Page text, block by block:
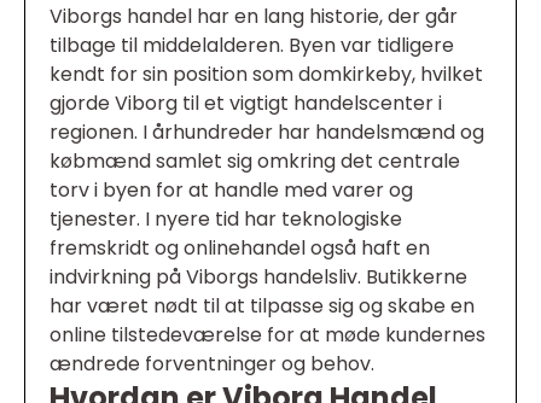
Viborgs handel har en lang historie, der går
tilbage til middelalderen. Byen var tidligere
kendt for sin position som domkirkeby, hvilket
gjorde Viborg til et vigtigt handelscenter i
regionen. I århundreder har handelsmænd og
købmænd samlet sig omkring det centrale
torv i byen for at handle med varer og
tjenester. I nyere tid har teknologiske
fremskridt og onlinehandel også haft en
indvirkning på Viborgs handelsliv. Butikkerne
har været nødt til at tilpasse sig og skabe en
online tilstedeværelse for at møde kundernes
ændrede forventninger og behov.